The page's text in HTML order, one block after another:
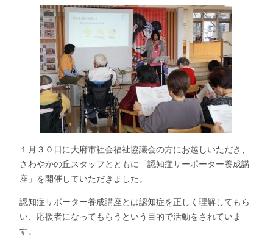
１月３０日に大府市社会福祉協議会の方にお越しいただき、
さわやかの丘スタッフとともに「認知症サーポーター養成講
座」を開催していただきました。
認知症サポーター養成講座とは認知症を正しく理解してもら
い、応援者になってもらうという目的で活動をされていま
す。